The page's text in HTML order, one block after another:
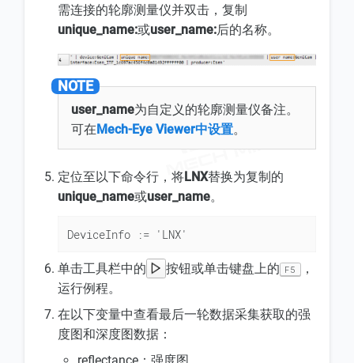
需连接的轮廓测量仪并双击，复制
unique_name:或user_name:后的名称。
user_name为自定义的轮廓测量仪备注。
可在Mech-Eye Viewer中设置。
定位至以下命令行，将LNX替换为复制的
unique_name或user_name。
DeviceInfo := 'LNX'
单击工具栏中的 按钮或单击键盘上的 F5
，
运行例程。
在以下变量中查看最后一轮数据采集获取的强
度图和深度图数据：